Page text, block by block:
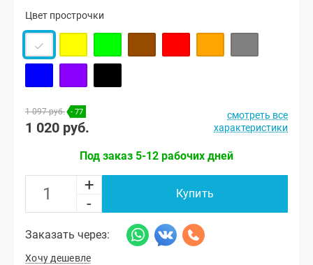
Цвет прострочки
1 097 руб. - 77
1 020 руб.
смотреть все
характеристики
Под заказ 5-12 рабочих дней
+
-
Купить
Заказать через:
Хочу дешевле